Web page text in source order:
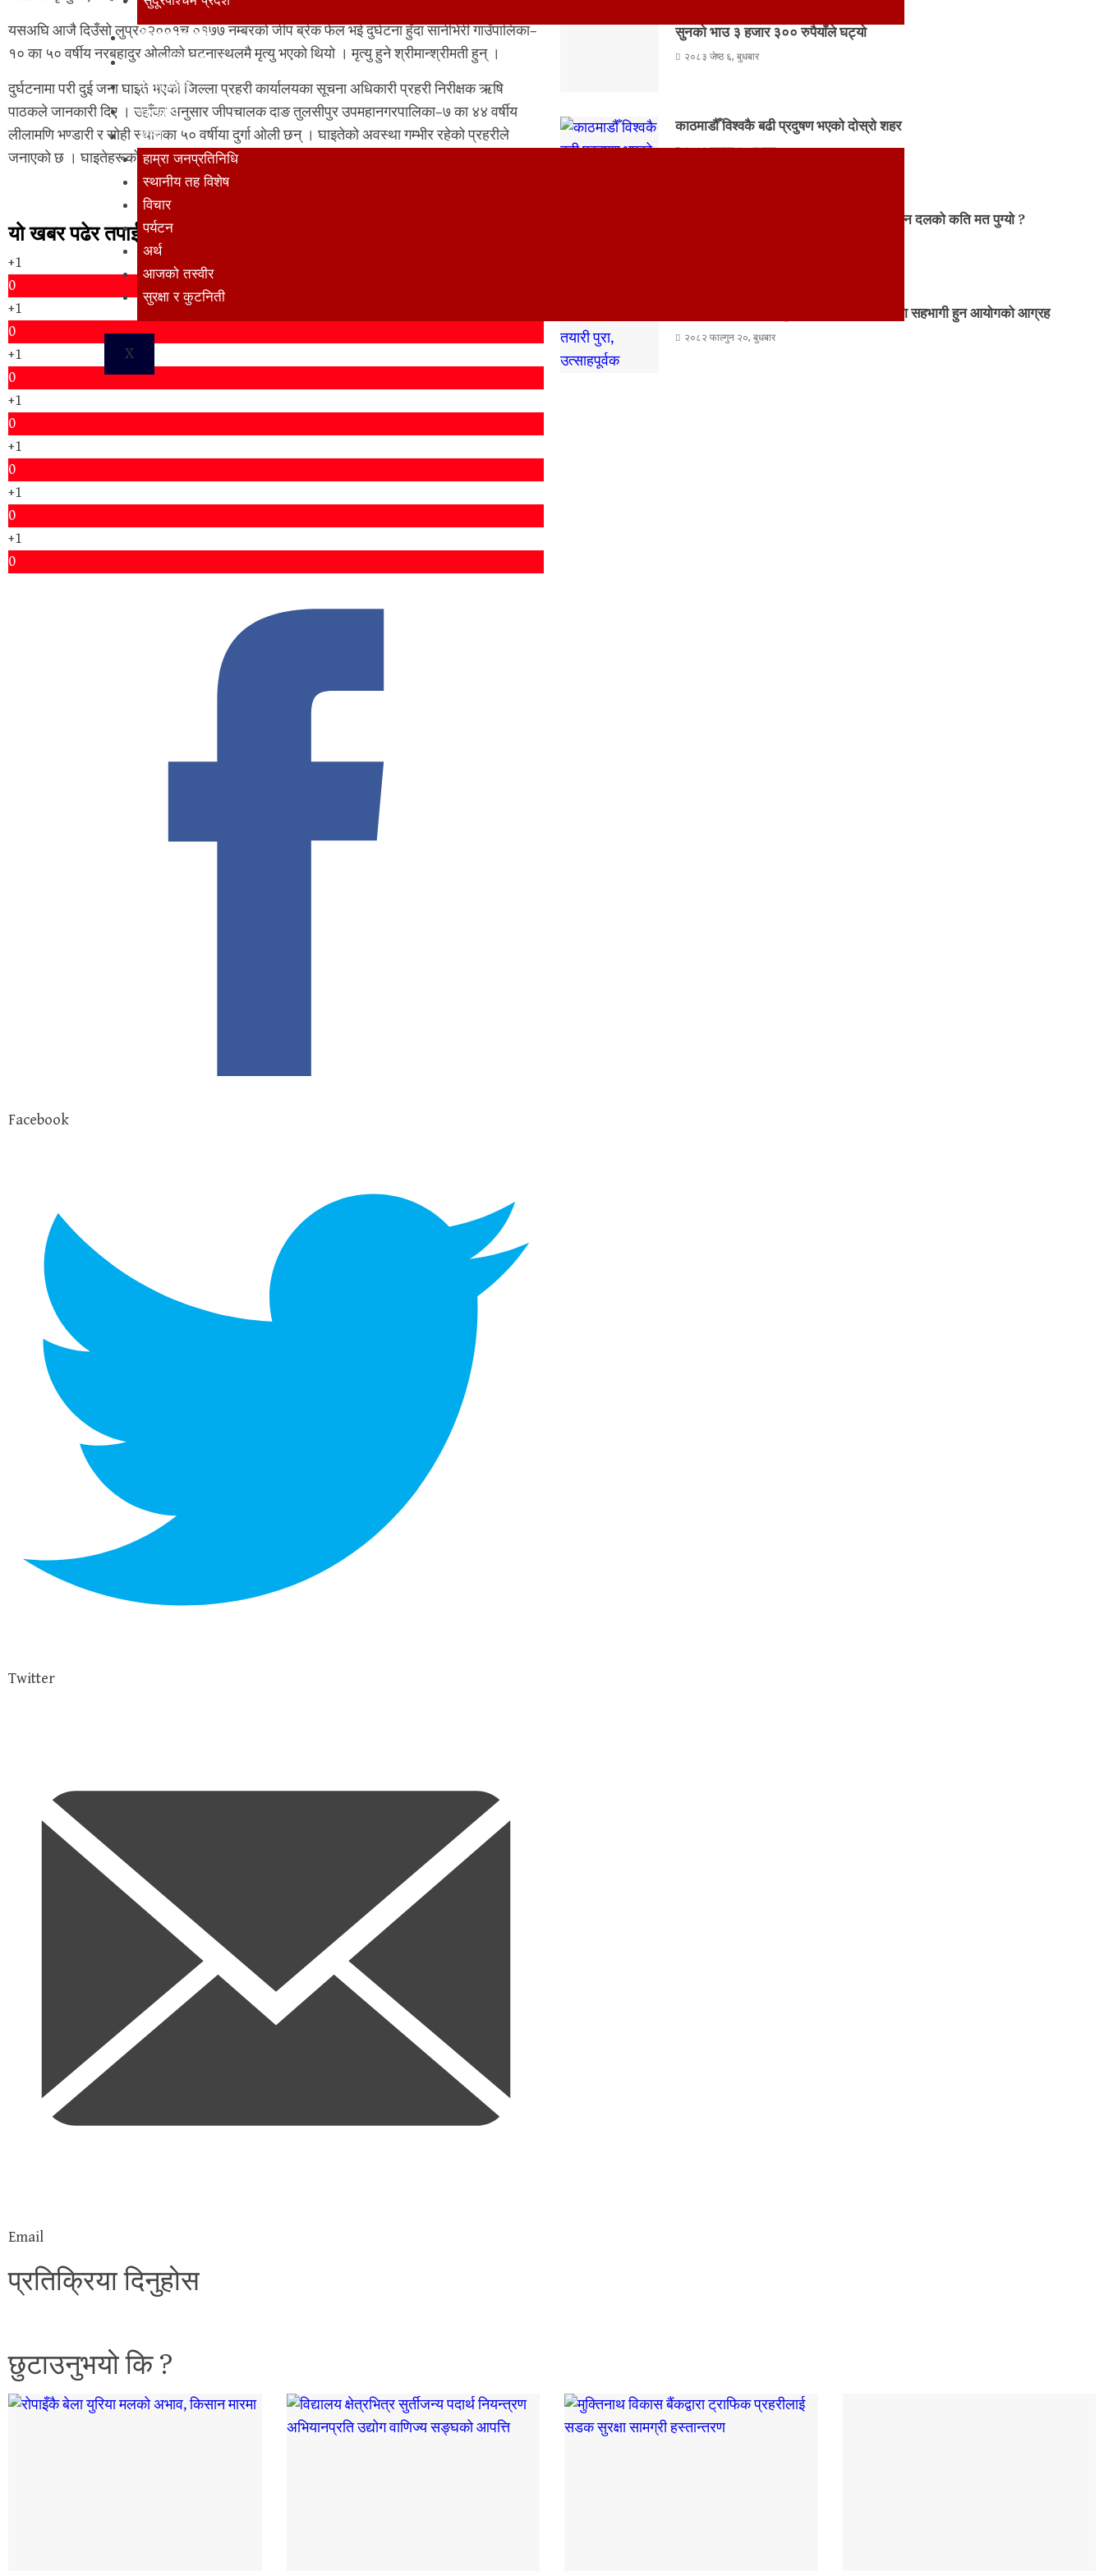
विज्ञान प्रविधि
अन्तर्राष्ट्रिय
मनोरञ्जन
खेलकुद
अन्य
हाम्रा जनप्रतिनिधि
स्थानीय तह विशेष
विचार
पर्यटन
अर्थ
आजको तस्वीर
सुरक्षा र कुटनिती
X
यसअघि आजै दिउँसो लुप्र०२००१च ०१७७ नम्बरको जीप ब्रेक फेल भई दुर्घटना हुँदा सानीभेरी गाउँपालिका–
१० का ५० वर्षीय नरबहादुर ओलीको घटनास्थलमै मृत्यु भएको थियो । मृत्यु हुने श्रीमान्श्रीमती हुन् ।
दुर्घटनामा परी दुई जना घाइते भएको जिल्ला प्रहरी कार्यालयका सूचना अधिकारी प्रहरी निरीक्षक ऋषि
पाठकले जानकारी दिए । उहाँका अनुसार जीपचालक दाङ तुलसीपुर उपमहानगरपालिका–७ का ४४ वर्षीय
लीलामणि भण्डारी र सोही स्थानका ५० वर्षीया दुर्गा ओली छन् । घाइतेको अवस्था गम्भीर रहेको प्रहरीले
जनाएको छ । घाइतेहरूको चौरजहारी नगर अस्पतालमा उपचार भइरहेको प्रहरीले जनाएको छ ।
यो खबर पढेर तपाईलाई कस्तो महसुस भयो ?
+1
0
+1
0
+1
0
+1
0
+1
0
+1
0
+1
0
Facebook
Twitter
Email
प्रतिक्रिया दिनुहोस
सुनको भाउ ३ हजार ३०० रुपैयाँले घट्यो
२०८३ जेष्ठ ६, बुधबार
काठमाडौँ विश्वकै बढी प्रदुषण भएको दोस्रो शहर
२०८२ फाल्गुन २७, बुधबार
समानुपातिकतर्फको मतगणना अन्तिम चरणमा, कुन दलको कति मत पुग्यो ?
निर्वाचनको सबै तयारी पुरा, उत्साहपूर्वक मतदानमा सहभागी हुन आयोगको आग्रह
२०८२ फाल्गुन २०, बुधबार
छुटाउनुभयो कि ?